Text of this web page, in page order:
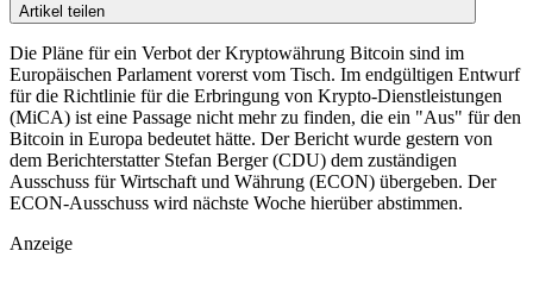
Artikel teilen
Die Pläne für ein Verbot der Kryptowährung Bitcoin sind im
Europäischen Parlament vorerst vom Tisch. Im endgültigen Entwurf
für die Richtlinie für die Erbringung von Krypto-Dienstleistungen
(MiCA) ist eine Passage nicht mehr zu finden, die ein "Aus" für den
Bitcoin in Europa bedeutet hätte. Der Bericht wurde gestern von
dem Berichterstatter Stefan Berger (CDU) dem zuständigen
Ausschuss für Wirtschaft und Währung (ECON) übergeben. Der
ECON-Ausschuss wird nächste Woche hierüber abstimmen.
Anzeige